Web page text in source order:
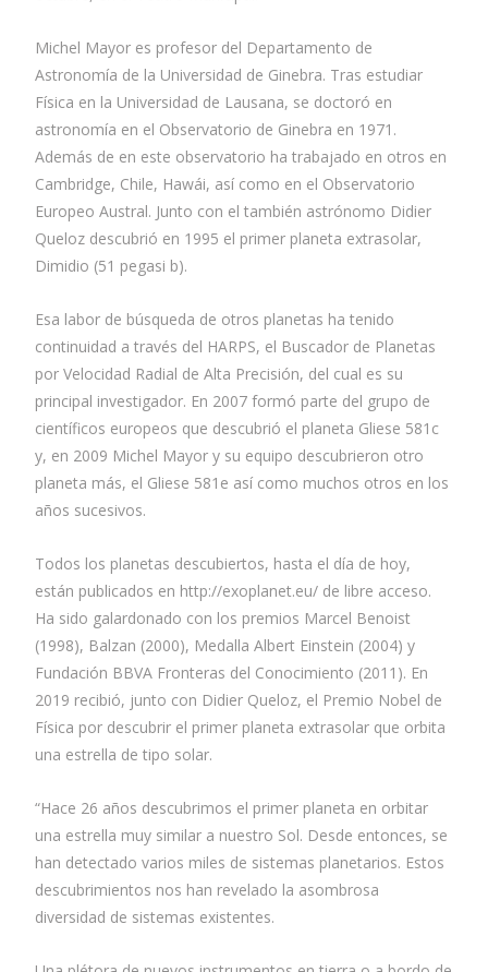
Michel Mayor es profesor del Departamento de
Astronomía de la Universidad de Ginebra. Tras estudiar
Física en la Universidad de Lausana, se doctoró en
astronomía en el Observatorio de Ginebra en 1971.
Además de en este observatorio ha trabajado en otros en
Cambridge, Chile, Hawái, así como en el Observatorio
Europeo Austral. Junto con el también astrónomo Didier
Queloz descubrió en 1995 el primer planeta extrasolar,
Dimidio (51 pegasi b).
Esa labor de búsqueda de otros planetas ha tenido
continuidad a través del HARPS, el Buscador de Planetas
por Velocidad Radial de Alta Precisión, del cual es su
principal investigador. En 2007 formó parte del grupo de
científicos europeos que descubrió el planeta Gliese 581c
y, en 2009 Michel Mayor y su equipo descubrieron otro
planeta más, el Gliese 581e así como muchos otros en los
años sucesivos.
Todos los planetas descubiertos, hasta el día de hoy,
están publicados en http://exoplanet.eu/ de libre acceso.
Ha sido galardonado con los premios Marcel Benoist
(1998), Balzan (2000), Medalla Albert Einstein (2004) y
Fundación BBVA Fronteras del Conocimiento (2011). En
2019 recibió, junto con Didier Queloz, el Premio Nobel de
Física por descubrir el primer planeta extrasolar que orbita
una estrella de tipo solar.
“Hace 26 años descubrimos el primer planeta en orbitar
una estrella muy similar a nuestro Sol. Desde entonces, se
han detectado varios miles de sistemas planetarios. Estos
descubrimientos nos han revelado la asombrosa
diversidad de sistemas existentes.